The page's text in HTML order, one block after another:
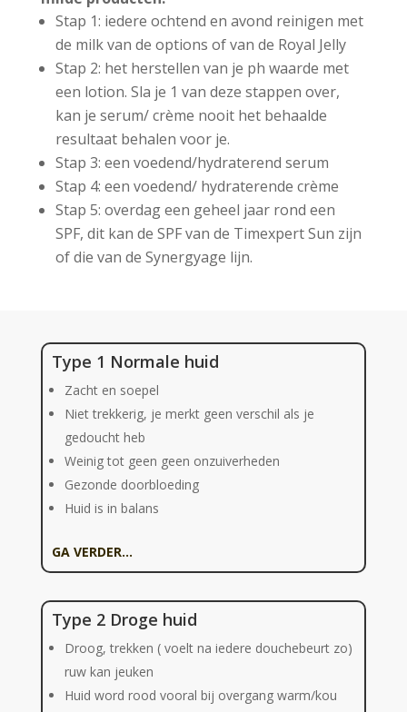
Stap 1: iedere ochtend en avond reinigen met
de milk van de options of van de Royal Jelly
Stap 2: het herstellen van je ph waarde met
een lotion. Sla je 1 van deze stappen over,
kan je serum/ crème nooit het behaalde
resultaat behalen voor je.
Stap 3: een voedend/hydraterend serum
Stap 4: een voedend/ hydraterende crème
Stap 5: overdag een geheel jaar rond een
SPF, dit kan de SPF van de Timexpert Sun zijn
of die van de Synergyage lijn.
Type 1 Normale huid
Zacht en soepel
Niet trekkerig, je merkt geen verschil als je
gedoucht heb
Weinig tot geen geen onzuiverheden
Gezonde doorbloeding
Huid is in balans
GA VERDER…
Type 2 Droge huid
Droog, trekken ( voelt na iedere douchebeurt zo)
ruw kan jeuken
Huid word rood vooral bij overgang warm/kou